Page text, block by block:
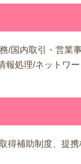
/国内取引・営業
報処理/ネットワ
得補助制度、提